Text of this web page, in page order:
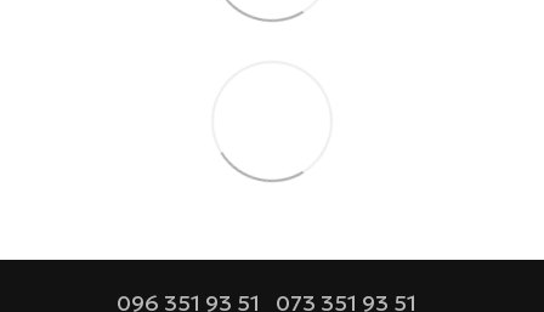
096 351 93 51 073 351 93 51